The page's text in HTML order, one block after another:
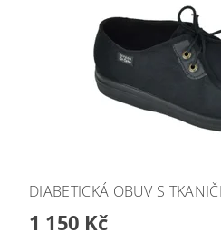
DIABETICKÁ OBUV S
1 150 Kč